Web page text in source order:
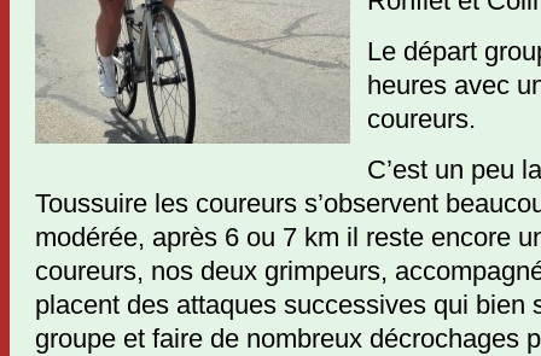
Le départ
heures avec
coureurs.
C’est un peu
Toussuire les coureurs s’observent
modérée, après 6 ou 7 km il reste encore
coureurs, nos deux grimpeurs,
placent des attaques successives qui bien
groupe et faire de nombreux décrochages